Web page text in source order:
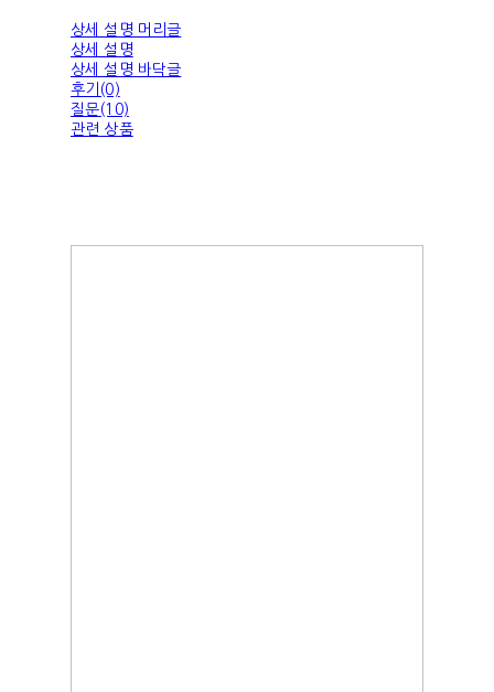
상세 설명 머리글
상세 설명
상세 설명 바닥글
후기(0)
질문(10)
관련 상품